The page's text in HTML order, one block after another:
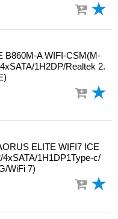
B860M-A WIFI-CSM(M-
1H2DP/Realtek 2.
ELITE WIFI7 ICE
4xSATA/1H1DP1Type-c/
WiFi 7)